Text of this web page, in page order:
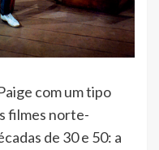
com um tipo
filmes norte-
de 30 e 50: a